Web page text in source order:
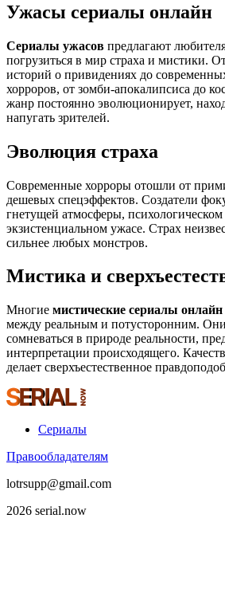
Ужасы сериалы онлайн
Сериалы ужасов предлагают
погрузиться в мир страха и мистики.
историй о привидениях до
хорроров, от зомби-апокалипсиса до
жанр постоянно эволюционирует,
напугать зрителей.
Эволюция страха
Современные хорроры отошли от
дешевых спецэффектов. Создатели
гнетущей атмосферы,
экзистенциальном ужасе. Страх
сильнее любых монстров.
Мистика и
Многие мистические сериалы онлайн
между реальным и потусторонним. Они
сомневаться в природе реальности,
интерпретации происходящего.
делает сверхъестественное
Сериалы
Правообладателям
lotrsupp@gmail.com
2026 serial.now